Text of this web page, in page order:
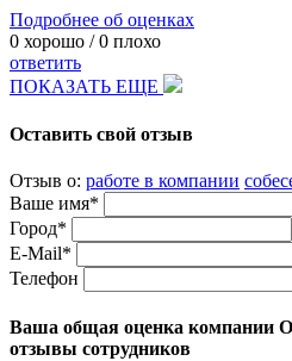
Подробнее об оценках
0 хорошо /0 плохо
ответить
ПОКАЗАТЬ ЕЩЕ
Оставить свой отзыв
Отзыв о: работе в компании
Ваше имя*
Город*
E-Mail*
Телефон
Ваша общая оценка компании
отзывы сотрудников